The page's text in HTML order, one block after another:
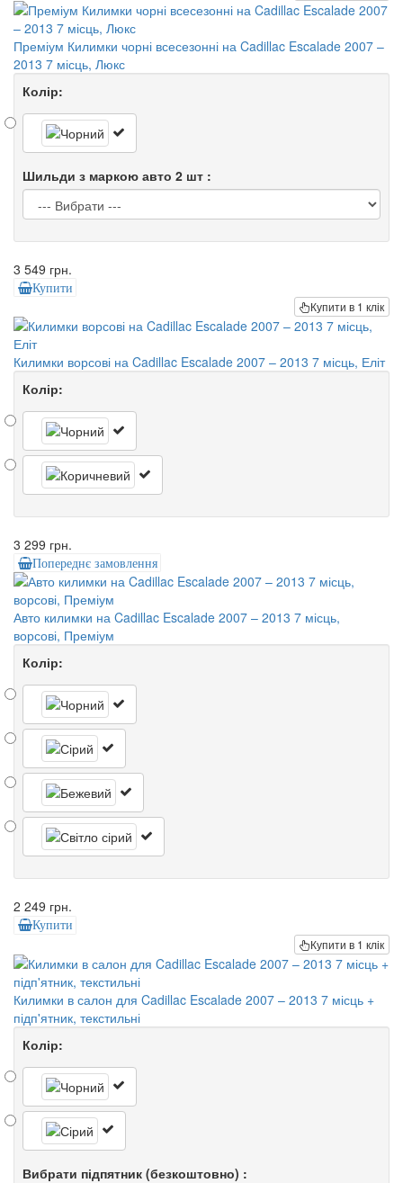
Преміум Килимки чорні всесезонні на Cadillac Escalade 2007 –
2013 7 місць, Люкс
Колір:
Шильди з маркою авто 2 шт :
3 549 грн.
Купити
Купити в 1 клік
Килимки ворсові на Cadillac Escalade 2007 – 2013 7 місць, Еліт
Колір:
3 299 грн.
Попереднє замовлення
Авто килимки на Cadillac Escalade 2007 – 2013 7 місць,
ворсові, Преміум
Колір:
2 249 грн.
Купити
Купити в 1 клік
Килимки в салон для Cadillac Escalade 2007 – 2013 7 місць +
підп'ятник, текстильні
Колір:
Вибрати підпятник (безкоштовно) :